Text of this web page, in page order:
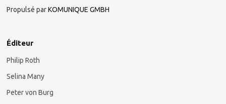
Propulsé parKOMUNIQUE GMBH
Éditeur
Philip Roth
Selina Many
Peter von Burg